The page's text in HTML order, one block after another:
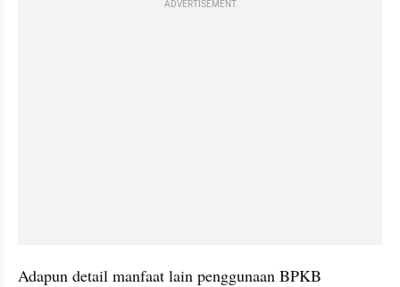
ADVERTISEMENT
Adapun detail manfaat lain penggunaan BPKB